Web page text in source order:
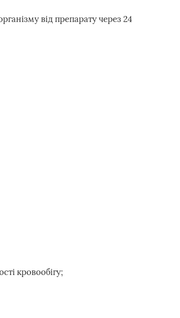
від препарату через 24
кровообігу;